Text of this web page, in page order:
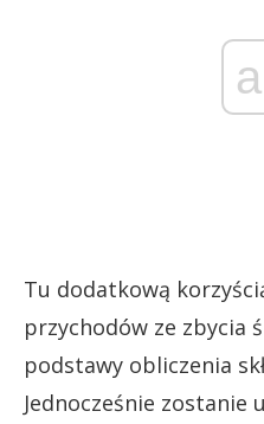
Tu dodatkową
przychodów ze zbycia
podstawy obliczenia
Jednocześnie zostanie